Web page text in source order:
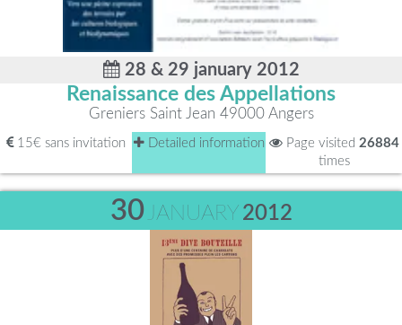
28 & 29 january 2012
Renaissance des Appellations
Greniers Saint Jean 49000 Angers
15€ sans invitation Detailed information Page visited 26884
times
30JANUARY 2012